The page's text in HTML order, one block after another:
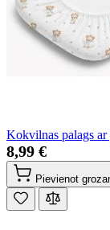
Kokvilnas palags
8,99 €
Pievienot